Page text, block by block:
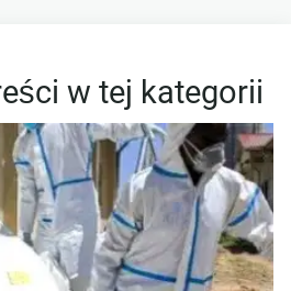
w tej kategorii